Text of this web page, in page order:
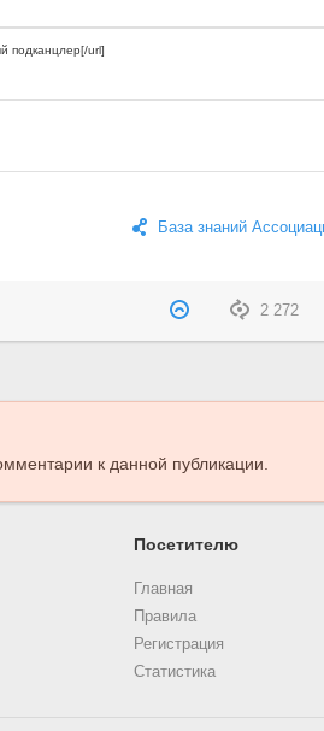
База знаний
2 272
к данной публикации.
Посетителю
Главная
Правила
Регистрация
Статистика